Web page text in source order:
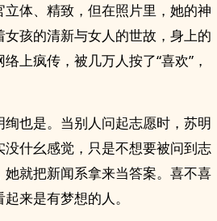
体、精致，但在照片里，她的神
孩的清新与女人的世故，身上的
上疯传，被几万人按了“喜欢”，
也是。当别人问起志愿时，苏明
什幺感觉，只是不想要被问到志
就把新闻系拿来当答案。喜不喜
来是有梦想的人。